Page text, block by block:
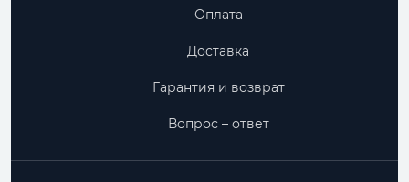
Оплата
Доставка
Гарантия и возврат
Вопрос – ответ